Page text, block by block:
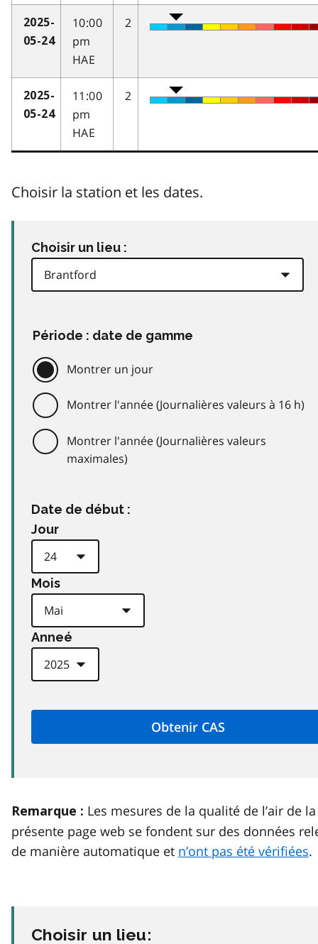
2025-
05-24
10:00
pm
HAE
2
2025-
05-24
11:00
pm
HAE
2
Choisir la station et les dates.
Choisir un lieu :
Période : date de gamme
Montrer un jour
Montrer l'année (Journalières valeurs à 16 h)
Montrer l'année (Journalières valeurs
maximales)
Date de début :
Jour
Mois
Anneé
Remarque : Les mesures de la qualité de l’air de la
présente page web se fondent sur des données
de manière automatique et n’ont pas été vérifiées.
Choisir un lieu: